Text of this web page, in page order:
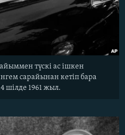
түскі ас ішкен
сарайынан кетіп бара
шілде 1961 жыл.